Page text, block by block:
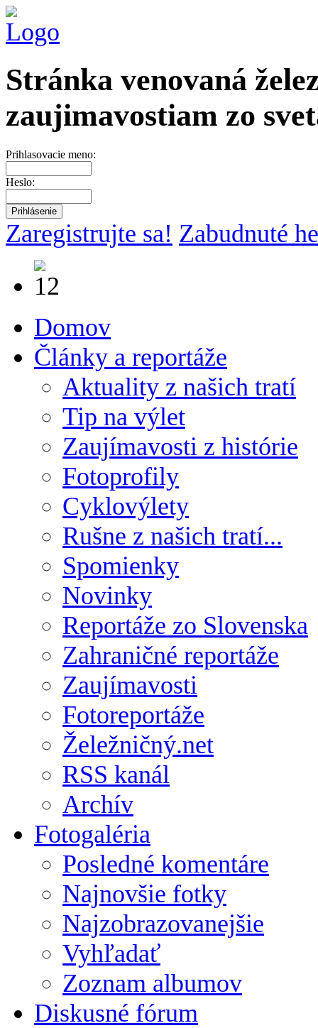
Stránka venovaná
zaujimavostiam zo
Prihlasovacie meno:
Heslo:
Zaregistrujte sa! Zabudnuté
Domov
Články a reportáže
Aktuality z našich tratí
Tip na výlet
Zaujímavosti z histórie
Fotoprofily
Cyklovýlety
Rušne z našich tratí...
Spomienky
Novinky
Reportáže zo Slovenska
Zahraničné reportáže
Zaujímavosti
Fotoreportáže
Želežničný.net
RSS kanál
Archív
Fotogaléria
Posledné komentáre
Najnovšie fotky
Najzobrazovanejšie
Vyhľadať
Zoznam albumov
Diskusné fórum